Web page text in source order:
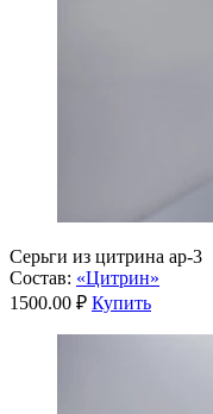
Серьги из цитрина ар-3
Состав: «Цитрин»
1500.00 ₽ Купить